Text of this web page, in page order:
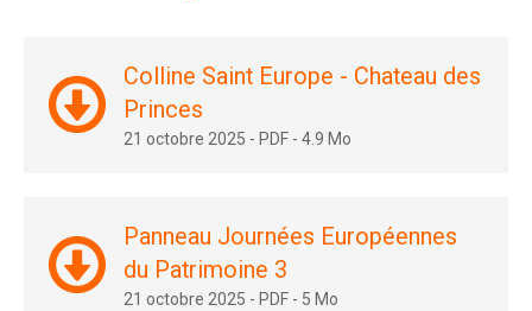
Colline Saint Europe - Chateau des
Princes
21 octobre 2025 - PDF -4.9 Mo
Panneau Journées Européennes
du Patrimoine 3
21 octobre 2025 - PDF - 5 Mo